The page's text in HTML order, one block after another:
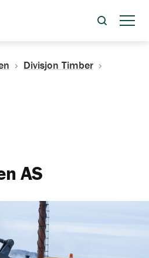
Divisjon Timber
AS